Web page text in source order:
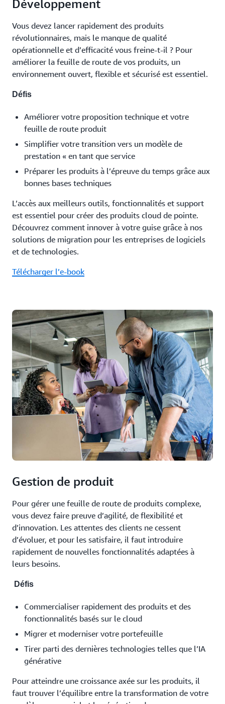
Développement
Vous devez lancer rapidement des produits
révolutionnaires, mais le manque de qualité
opérationnelle et d’efficacité vous freine-t-il ? Pour
améliorer la feuille de route de vos produits, un
environnement ouvert, flexible et sécurisé est essentiel.
Défis
Améliorer votre proposition technique et votre
feuille de route produit
Simplifier votre transition vers un modèle de
prestation « en tant que service
Préparer les produits à l’épreuve du temps grâce aux
bonnes bases techniques
L’accès aux meilleurs outils, fonctionnalités et support
est essentiel pour créer des produits cloud de pointe.
Découvrez comment innover à votre guise grâce à nos
solutions de migration pour les entreprises de logiciels
et de technologies.
Télécharger l’e-book
Gestion de produit
Pour gérer une feuille de route de produits complexe,
vous devez faire preuve d’agilité, de flexibilité et
d’innovation. Les attentes des clients ne cessent
d’évoluer, et pour les satisfaire, il faut introduire
rapidement de nouvelles fonctionnalités adaptées à
leurs besoins.
Défis
Commercialiser rapidement des produits et des
fonctionnalités basés sur le cloud
Migrer et moderniser votre portefeuille
Tirer parti des dernières technologies telles que l’IA
générative
Pour atteindre une croissance axée sur les produits, il
faut trouver l’équilibre entre la transformation de votre